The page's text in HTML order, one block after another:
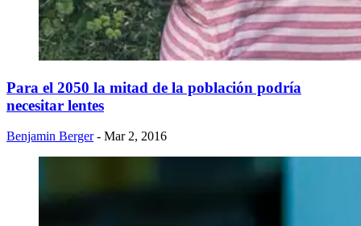
Para el 2050 la mitad de la población podría
necesitar lentes
Benjamin Berger - Mar 2, 2016